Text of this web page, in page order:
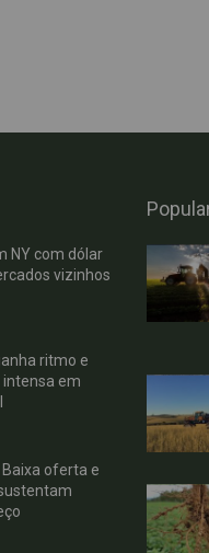
NY com dólar
vizinhos
ritmo e
em
Baixa oferta e